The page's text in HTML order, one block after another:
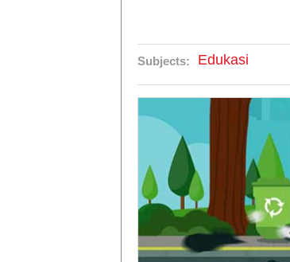
Subjects: Edukasi